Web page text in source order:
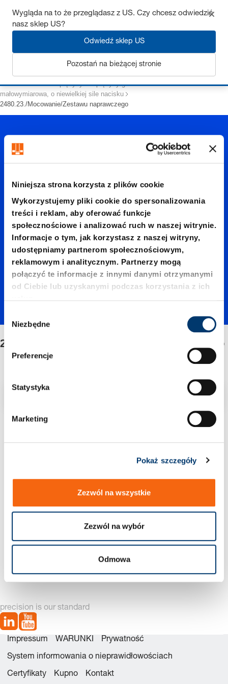
Niniejsza strona korzysta z plików cookie
Wykorzystujemy pliki cookie do spersonalizowania
treści i reklam, aby oferować funkcje
społecznościowe i analizować ruch w naszej witrynie.
Informacje o tym, jak korzystasz z naszej witryny,
udostępniamy partnerom społecznościowym,
reklamowym i analitycznym. Partnerzy mogą
połączyć te informacje z innymi danymi otrzymanymi
od Ciebie lub uzyskanymi podczas korzystania z ich
y
b
Niezbędne
Preferencje
Statystyka
Marketing
Pokaż szczegóły
Zezwól na wszystkie
Zezwól na wybór
Odmowa
Strona startowa Sprężyny
Sprężyny gazowe
małowymiarowa, o niewielkiej sile nacisku
2480.23./Mocowanie/Zestawu naprawczego
2480.23.
/Mocow
anie/Ze
napraw
2480.23./Mocowanie/Zestawu naprawczego
Filtr/sortowanie
2480.23. Sprężyna gazowa małowymiarowa, o niewielkiej
precision is our standard
Impressum WARUNKI Prywatność
System informowania o nieprawidłowościach
Certyfikaty Kupno Kontakt
Wygląda na to że przeglądasz z US. Czy chcesz odwiedzić
nasz sklep US?
Odwiedź sklep US
Pozostań na bieżącej stronie